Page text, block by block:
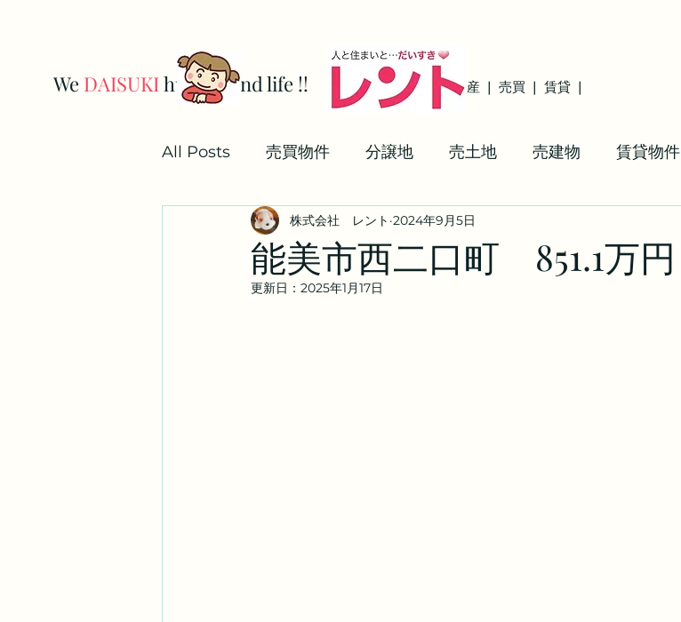
We DAISUKIhuman and life !! 株式会社レント ❘ 不動産 ❘ 売買 ❘ 賃貸 ❘
All Posts 売買物件 分譲地 売土地 売建物 賃貸物件
解約手続き 業務用駐車場 トランクルーム＆駐車場＆貸土地
更新手続き
能美市西二口町 851.1万円
株式会社 レント 2024年9月5日
更新日： 2025年1月17日